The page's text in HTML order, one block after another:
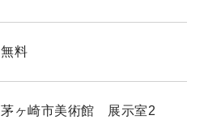
無料
茅ヶ崎市美術館 展示室2